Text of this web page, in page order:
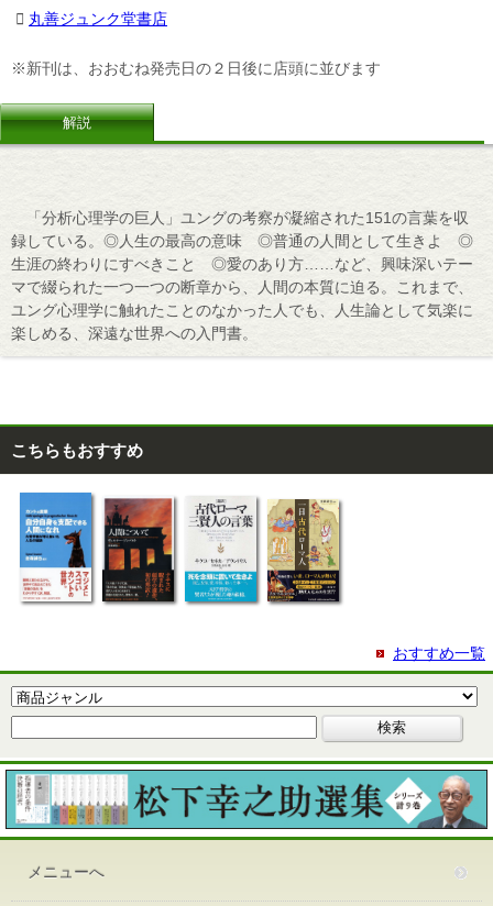
丸善ジュンク堂書店
※新刊は、おおむね発売日の２日後に店頭に並びます
解説
「分析心理学の巨人」ユングの考察が凝縮された151の言葉を収
録している。◎人生の最高の意味 ◎普通の人間として生きよ ◎
生涯の終わりにすべきこと ◎愛のあり方……など、興味深いテー
マで綴られた一つ一つの断章から、人間の本質に迫る。これまで、
ユング心理学に触れたことのなかった人でも、人生論として気楽に
楽しめる、深遠な世界への入門書。
こちらもおすすめ
おすすめ一覧
メニューへ